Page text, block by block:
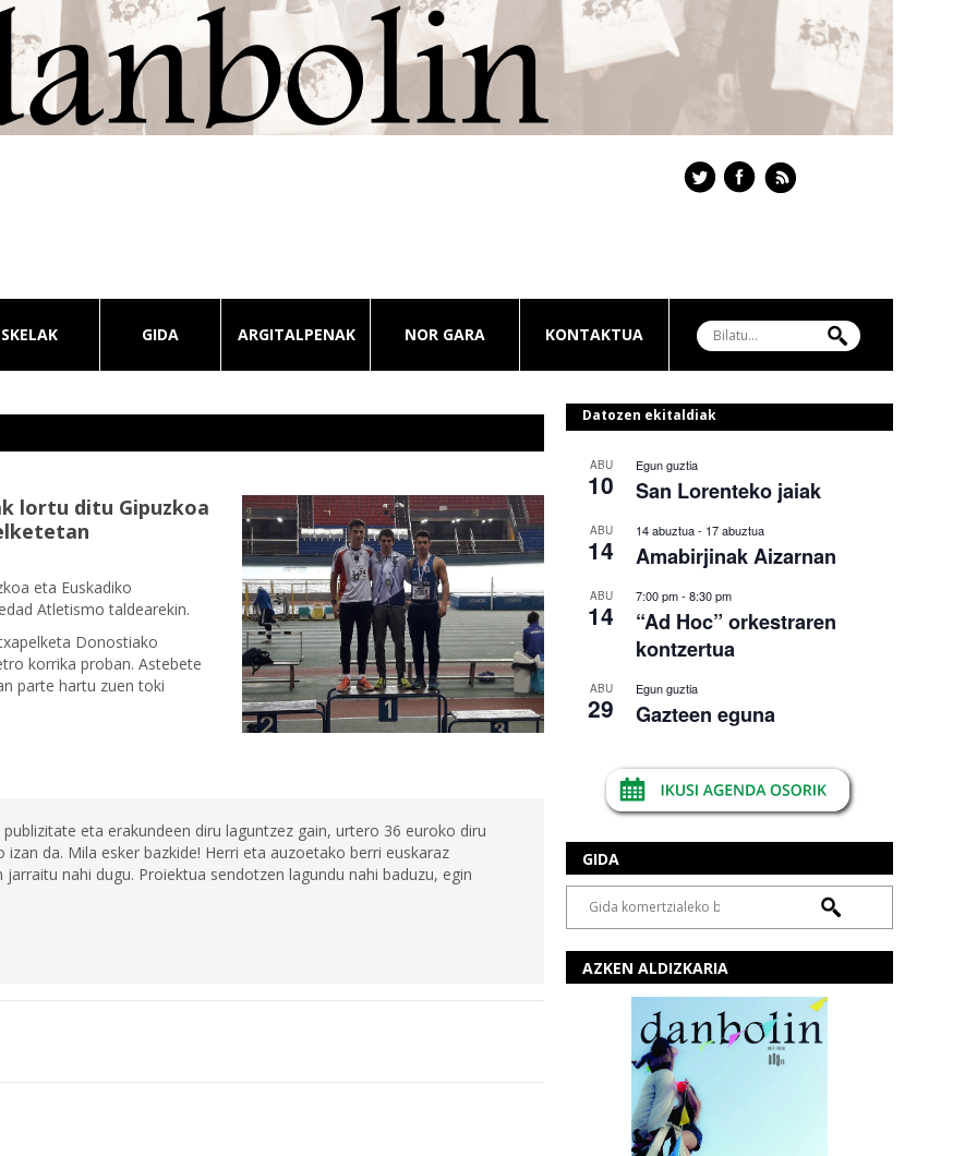
GIDA ARGITALPENAK NOR GARA KONTAKTUA
lortu ditu Gipuzkoa
eta Euskadiko
Atletismo taldearekin.
Donostiako
korrika proban. Astebete
parte hartu zuen toki
eta erakundeen diru laguntzez gain, urtero 36 euroko diru
da. Mila esker bazkide! Herri eta auzoetako berri euskaraz
nahi dugu. Proiektua sendotzen lagundu nahi baduzu, egin
Datozen ekitaldiak
ABU
10
Egun guztia
San Lorenteko jaiak
ABU
14
14 abuztua- 17 abuztua
Amabirjinak Aizarnan
ABU
14
7:00 pm- 8:30 pm
“Ad Hoc” orkestraren
kontzertua
ABU
29
Egun guztia
Gazteen eguna
GIDA
AZKEN ALDIZKARIA